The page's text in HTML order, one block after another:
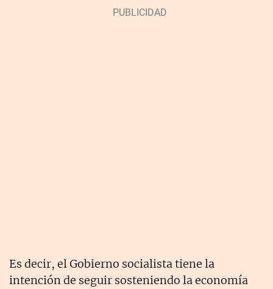
Es decir, el Gobierno socialista tiene la
intención de seguir sosteniendo la economía